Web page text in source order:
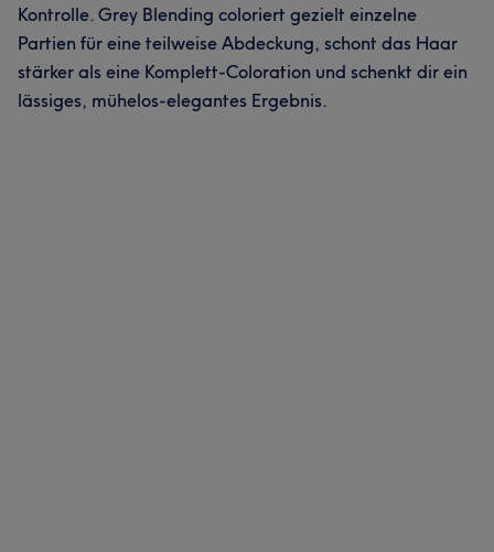
Kontrolle. Grey Blending coloriert gezielt einzelne
Partien für eine teilweise Abdeckung, schont das Haar
stärker als eine Komplett-Coloration und schenkt dir ein
lässiges, mühelos-elegantes Ergebnis.